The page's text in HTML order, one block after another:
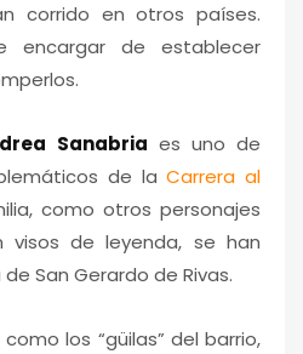
corrido en otros países.
encargar de establecer
Sanabria es uno de
de laCarrera al
como otros personajes
visos de leyenda, se han
San Gerardo de Rivas.
los “güilas” del barrio,